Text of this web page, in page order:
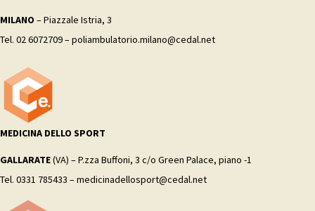
MILANO – Piazzale Istria, 3
Tel. 02 6072709 – poliambulatorio.milano@cedal.net
MEDICINA DELLO SPORT
GALLARATE(VA) – P.zza Buffoni, 3 c/o Green Palace, piano -1
Tel. 0331 785433 – medicinadellosport@cedal.net